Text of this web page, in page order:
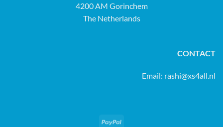
4200 AM Gorinchem
The Netherlands
CONTACT
Email: rashi@xs4all.nl
PayPal